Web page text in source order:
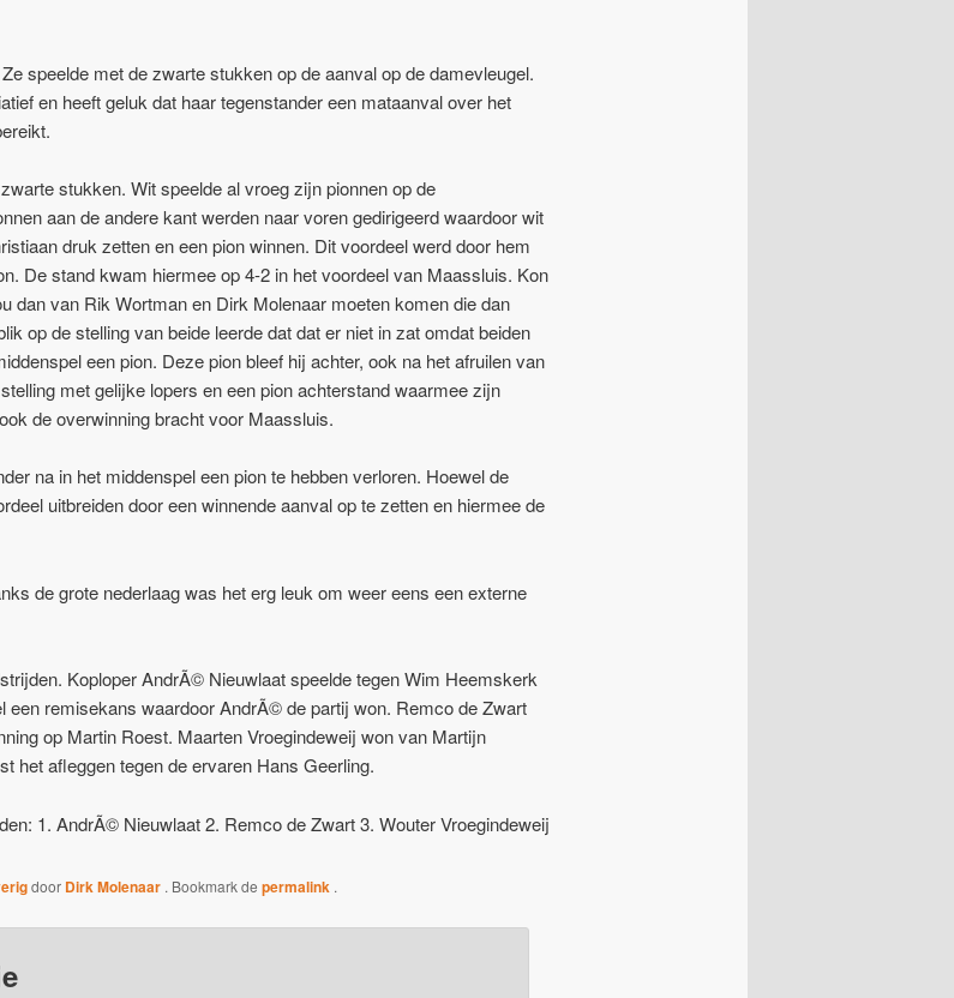
speelde met de zwarte stukken op de aanval op de damevleugel.
en heeft geluk dat haar tegenstander een mataanval over het
stukken. Wit speelde al vroeg zijn pionnen op de
aan de andere kant werden naar voren gedirigeerd waardoor wit
druk zetten en een pion winnen. Dit voordeel werd door hem
De stand kwam hiermee op 4-2 in het voordeel van Maassluis. Kon
dan van Rik Wortman en Dirk Molenaar moeten komen die dan
op de stelling van beide leerde dat dat er niet in zat omdat beiden
een pion. Deze pion bleef hij achter, ook na het afruilen van
met gelijke lopers en een pion achterstand waarmee zijn
de overwinning bracht voor Maassluis.
na in het middenspel een pion te hebben verloren. Hoewel de
uitbreiden door een winnende aanval op te zetten en hiermee de
de grote nederlaag was het erg leuk om weer eens een externe
Koploper AndrÃ© Nieuwlaat speelde tegen Wim Heemskerk
een remisekans waardoor AndrÃ© de partij won. Remco de Zwart
op Martin Roest. Maarten Vroegindeweij won van Martijn
het afleggen tegen de ervaren Hans Geerling.
1. AndrÃ© Nieuwlaat 2. Remco de Zwart 3. Wouter Vroegindeweij
door Dirk Molenaar . Bookmark de permalink .